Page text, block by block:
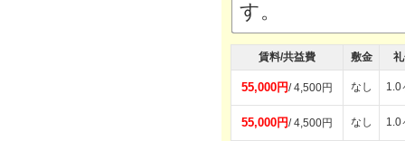
す。
賃料/共益費 敷金
55,000円/ 4,500円 なし 1.0
55,000円/ 4,500円 なし 1.0